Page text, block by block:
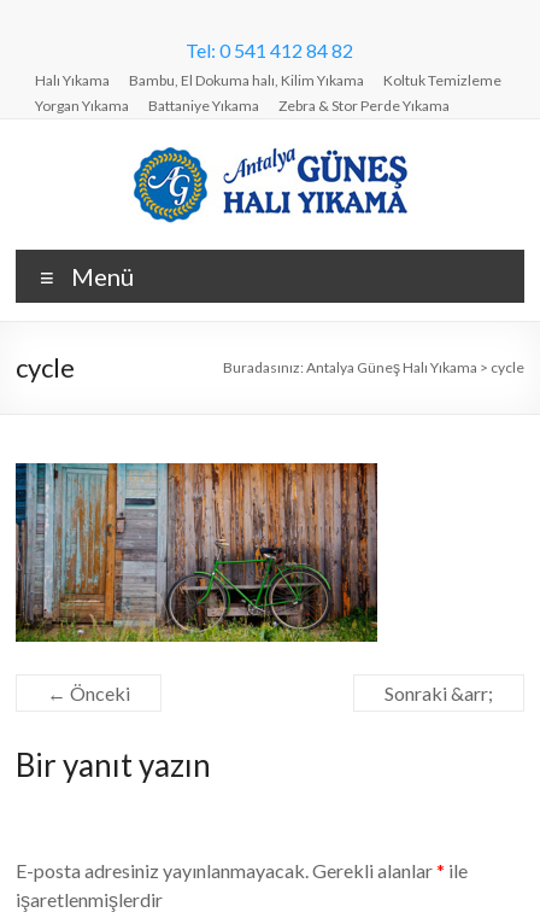
Tel: 0 541 412 84 82
Halı Yıkama Bambu, El Dokuma halı, Kilim Yıkama
Koltuk Temizleme
Yorgan Yıkama
Battaniye Yıkama Zebra & Stor Perde Yıkama
Antalya
Güneş
Halı
Yıkama
koltuk,
stor
perde,
yorgan,
battaniye,
yatak
yıkama
Temizlik
hijyen
Güneş
Halı
Menü
cycle Buradasınız: Antalya Güneş Halı Yıkama > cycle
← Önceki Sonraki &arr;
Bir yanıt yazın
E-posta adresiniz yayınlanmayacak.Gerekli alanlar* ile
işaretlenmişlerdir